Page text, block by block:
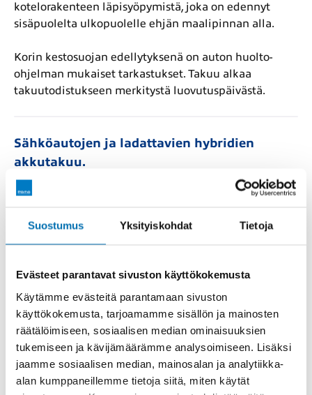
Suostumus Yksityiskohdat Tietoja
Evästeet parantavat sivuston käyttökokemusta
Käytämme evästeitä parantamaan sivuston
käyttökokemusta, tarjoamamme sisällön ja mainosten
räätälöimiseen, sosiaalisen median ominaisuuksien
tukemiseen ja kävijämäärämme analysoimiseen. Lisäksi
jaamme sosiaalisen median, mainosalan ja analytiikka-
alan kumppaneillemme tietoja siitä, miten käytät
kotelorakenteen läpisyöpymistä, joka on edennyt
sisäpuolelta ulkopuolelle ehjän maalipinnan alla.
Korin kestosuojan edellytyksenä on auton huolto-
ohjelman mukaiset tarkastukset. Takuu alkaa
takuutodistukseen merkitystä luovutuspäivästä.
Sähköautojen ja ladattavien hybridien
akkutakuu.
Sähköautojen ja ladattavien hybridiautojen
000 km, riippuen siitä, kumpi ensin saavutetaan.
Poikkeuksena takuuajan ensimmäinen 24 kk, jonka
korkeajänniteakuilla ei ole kilometrirajoitusta. Takuu
alkaa takuutodistukseen merkitystä luovutuspäivästä.
Takuunantaja takaa, että 70%:ia täyssähköauton (BEV)
korkeajänniteakun alkuperäisestä nettokapasiteetista
säilyy edellä mainitun ajanjakson- tai
kilometrilukeman ajan – riippuen siitä, kumpi ensin